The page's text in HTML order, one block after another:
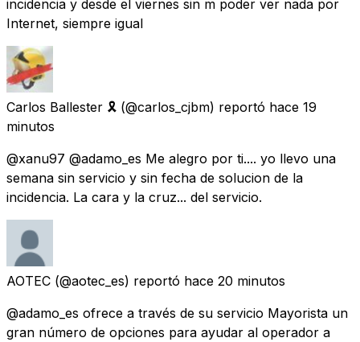
incidencia y desde el viernes sin m poder ver nada por
Internet, siempre igual
Carlos Ballester 🎗 (@carlos_cjbm) reportó hace 19
minutos
@xanu97 @adamo_es Me alegro por ti.... yo llevo una
semana sin servicio y sin fecha de solucion de la
incidencia. La cara y la cruz... del servicio.
AOTEC (@aotec_es) reportó hace 20 minutos
@adamo_es ofrece a través de su servicio Mayorista un
gran número de opciones para ayudar al operador a